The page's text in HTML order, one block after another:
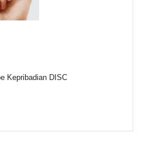
Kepribadian DISC